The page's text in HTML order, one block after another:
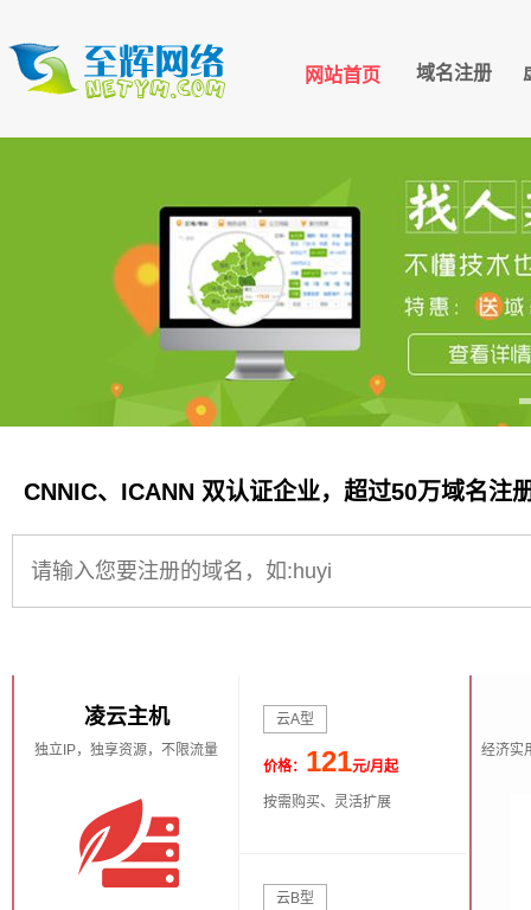
网站首页 域名注册
CNNIC、ICANN 双认证企业，超过50万域名注
凌云主机
独立IP，独享资源，不限流量
云A型
价格： 121元/月起
按需购买、灵活扩展
云B型
经济实